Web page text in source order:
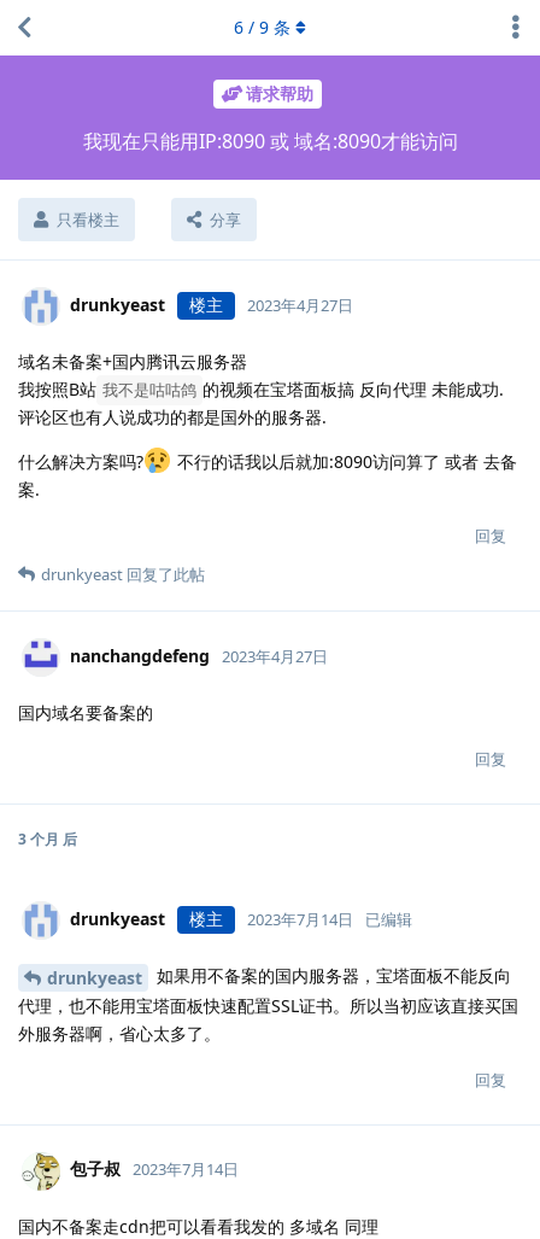
请求帮助
我现在只能用IP:8090 或 域名:8090才能访问
只看楼主 分享
6 / 9 条
drunkyeast 楼主 2023年4月27日
域名未备案+国内腾讯云服务器
我按照B站 我不是咕咕鸽 的视频在宝塔面板搞 反向代理 未能成功.
评论区也有人说成功的都是国外的服务器.
什么解决方案吗?
不行的话我以后就加:8090访问算了 或者 去备
案.
回复
drunkyeast 回复了此帖
nanchangdefeng 2023年4月27日
国内域名要备案的
回复
3 个月 后
drunkyeast 楼主 2023年7月14日 已编辑
drunkyeast
如果用不备案的国内服务器，宝塔面板不能反向
代理，也不能用宝塔面板快速配置SSL证书。所以当初应该直接买国
外服务器啊，省心太多了。
回复
包子叔 2023年7月14日
国内不备案走cdn把可以看看我发的 多域名 同理